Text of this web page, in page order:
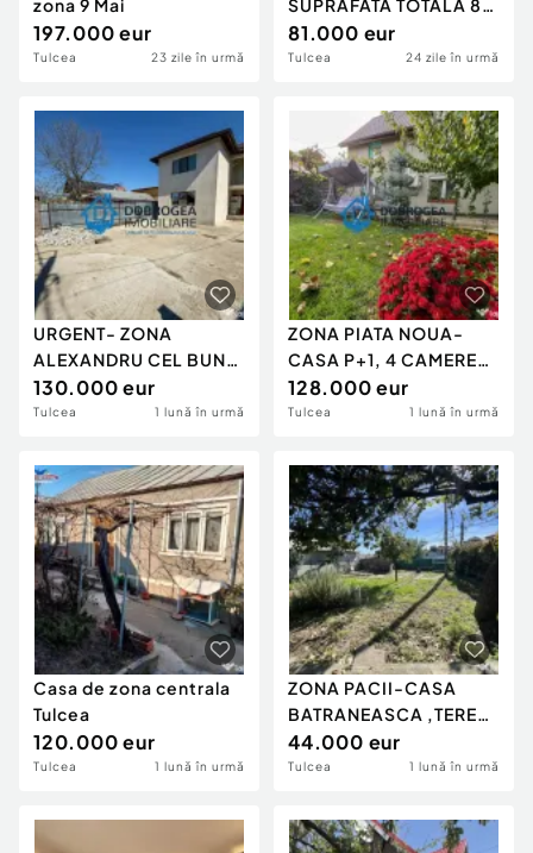
zona 9 Mai
197.000 eur
Tulcea 23 zile în urmă
SUPRAFATA TOTALA 80
MP , TEREREN 355 MP,
DES
81.000 eur
Tulcea 24 zile în urmă
URGENT- ZONA
ALEXANDRU CEL BUN
VILA P+1 ,TEREN 280
MP
130.000 eur
Tulcea 1 lună în urmă
ZONA PIATA NOUA-
CASA P+1, 4 CAMERE
,TEREN 370 MP.
128.000 eur
Tulcea 1 lună în urmă
Casa de zona centrala
Tulcea
120.000 eur
Tulcea 1 lună în urmă
ZONA PACII-CASA
BATRANEASCA ,TEREN
366 MP,SUPRAFATA
CONSTRUI
44.000 eur
Tulcea 1 lună în urmă